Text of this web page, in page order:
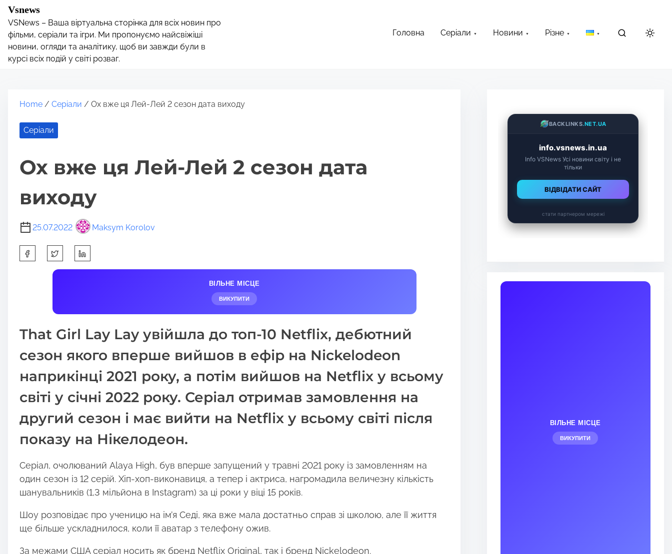
Vsnews
VSNews – Ваша віртуальна сторінка для всіх новин про
фільми, серіали та ігри. Ми пропонуємо найсвіжіші
новини, огляди та аналітику, щоб ви завжди були в
курсі всіх подій у світі розваг.
Головна Серіали Новини Різне
Home/ Серіали / Ох вже ця Лей-Лей 2 сезон дата виходу
Серіали
Ох вже ця Лей-Лей 2 сезон дата
виходу
25.07.2022 Maksym Korolov
h
s
p
s
t
o
n
ВІЛЬНЕ МІСЦЕ
ВИКУПИТИ
That Girl Lay Lay увійшла до топ-10 Netflix, дебютний
сезон якого вперше вийшов в ефір на Nickelodeon
наприкінці 2021 року, а потім вийшов на Netflix у всьому
світі у січні 2022 року. Серіал отримав замовлення на
другий сезон і має вийти на Netflix у всьому світі після
показу на Нікелодеон.
Серіал, очолюваний Alaya High, був вперше запущений у травні 2021 року із замовленням на
один сезон із 12 серій. Хіп-хоп-виконавиця, а тепер і актриса, нагромадила величезну кількість
шанувальників (1,3 мільйона в Instagram) за ці роки у віці 15 років.
Шоу розповідає про ученицю на ім’я Седі, яка вже мала достатньо справ зі школою, але її життя
ще більше ускладнилося, коли її аватар з телефону ожив.
За межами США серіал носить як бренд Netflix Original, так і бренд Nickelodeon.
ВІЛЬНЕ МІСЦЕ
ВИКУПИТИ